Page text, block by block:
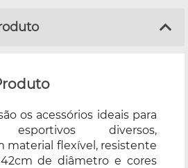
os acessórios ideais para
esportivos diversos,
material flexível, resistente
de diâmetro e cores